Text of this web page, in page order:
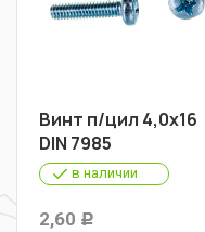
Винт п/цил 4,0х16
DIN 7985
в наличии
2,60 Р